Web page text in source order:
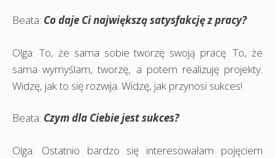
Beata: Co daje Ci największą satysfakcję z pracy?
Olga: To, że sama sobie tworzę swoją pracę. To, że
sama wymyślam, tworzę, a potem realizuję projekty.
Widzę, jak to się rozwija. Widzę, jak przynosi sukces!
Beata: Czym dla Ciebie jest sukces?
Olga: Ostatnio bardzo się interesowałam pojęciem